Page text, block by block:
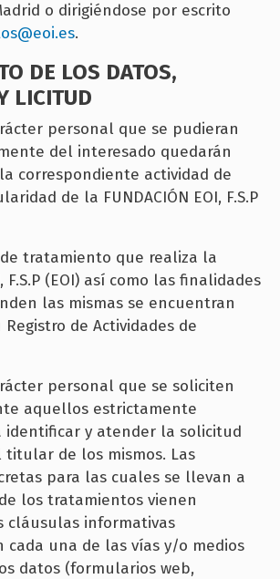
o dirigiéndose por escrito
.
DE LOS DATOS,
LICITUD
personal que se pudieran
del interesado quedarán
correspondiente actividad de
de la FUNDACIÓN EOI, F.S.P
de tratamiento que realiza la
F.S.P (EOI) así como las finalidades
las mismas se encuentran
de Actividades de
personal que se soliciten
aquellos estrictamente
identificar y atender la solicitud
titular de los mismos. Las
para las cuales se llevan a
los tratamientos vienen
cláusulas informativas
cada una de las vías y/o medios
datos (formularios web,